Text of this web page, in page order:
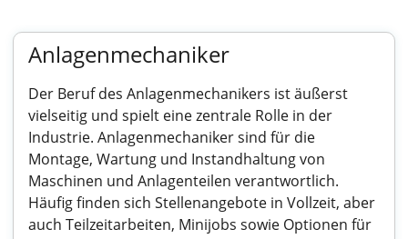
Anlagenmechaniker
Der Beruf des Anlagenmechanikers ist äußerst
vielseitig und spielt eine zentrale Rolle in der
Industrie. Anlagenmechaniker sind für die
Montage, Wartung und Instandhaltung von
Maschinen und Anlagenteilen verantwortlich.
Häufig finden sich Stellenangebote in Vollzeit, aber
auch Teilzeitarbeiten, Minijobs sowie Optionen für